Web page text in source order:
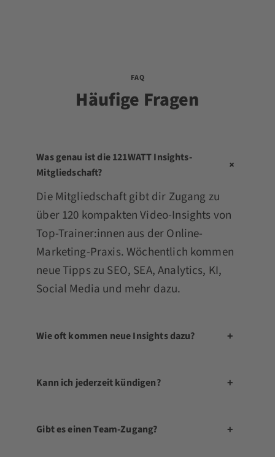
FAQ
Häufige Fragen
Was genau ist die 121WATT Insights-
Mitgliedschaft?
+
Die Mitgliedschaft gibt dir Zugang zu
über 120 kompakten Video-Insights von
Top-Trainer:innen aus der Online-
Marketing-Praxis. Wöchentlich kommen
neue Tipps zu SEO, SEA, Analytics, KI,
Social Media und mehr dazu.
Wie oft kommen neue Insights dazu? +
Kann ich jederzeit kündigen? +
Gibt es einen Team-Zugang? +